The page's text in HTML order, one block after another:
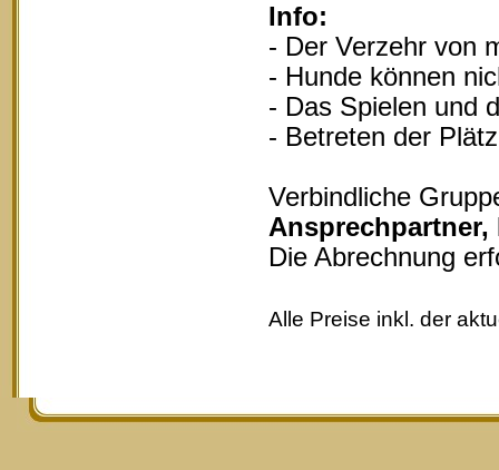
Info:
- Der Verzehr von
- Hunde können
- Das Spielen und
- Betreten der
Verbindliche
Die Abrechnung
Alle Preise inkl. der